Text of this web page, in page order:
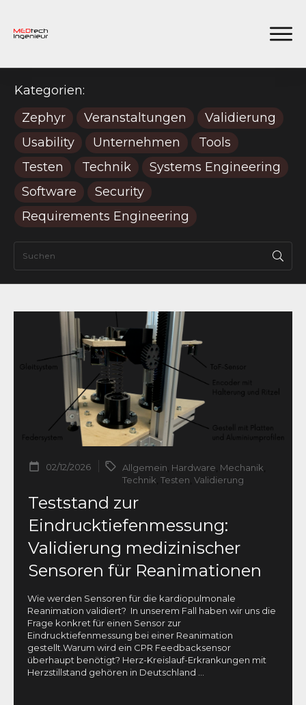
Kategorien:
Zephyr
Veranstaltungen
Validierung
Usability
Unternehmen
Tools
Testen
Technik
Systems Engineering
Software
Security
Requirements Engineering
02/12/2026 Allgemein Hardware Mechanik
Technik Testen Validierung
Teststand zur
Eindrucktiefenmessung:
Validierung medizinischer
Sensoren für Reanimationen
Wie werden Sensoren für die kardiopulmonale
Reanimation validiert? In unserem Fall haben wir uns die
Frage konkret für einen Sensor zur
Eindrucktiefenmessung bei einer Reanimation
gestellt.Warum wird ein CPR Feedbacksensor
überhaupt benötigt? Herz-Kreislauf-Erkrankungen mit
Herzstillstand gehören in Deutschland